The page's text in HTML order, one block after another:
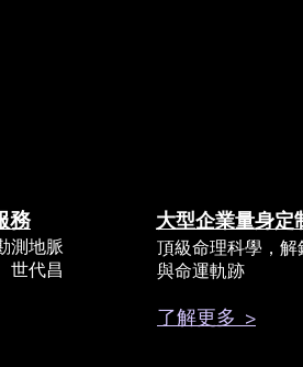
務
測地脈
世代昌
大型企業量身定
頂級命理科學，
與命運軌跡
了解更多 >